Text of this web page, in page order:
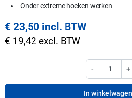
Onder extreme hoeken werken
€ 23,50 incl. BTW
€ 19,42 excl. BTW
- +
In winkelwagen